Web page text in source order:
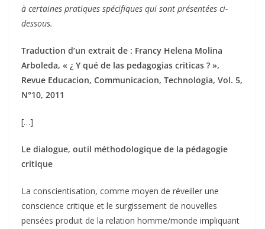
à certaines pratiques spécifiques qui sont présentées ci-
dessous.
Traduction d’un extrait de : Francy Helena Molina
Arboleda, « ¿ Y qué de las pedagogias criticas ? »,
Revue Educacion, Communicacion, Technologia, Vol. 5,
N°10, 2011
[…]
Le dialogue, outil méthodologique de la pédagogie
critique
La conscientisation, comme moyen de réveiller une
conscience critique et le surgissement de nouvelles
pensées produit de la relation homme/monde impliquant